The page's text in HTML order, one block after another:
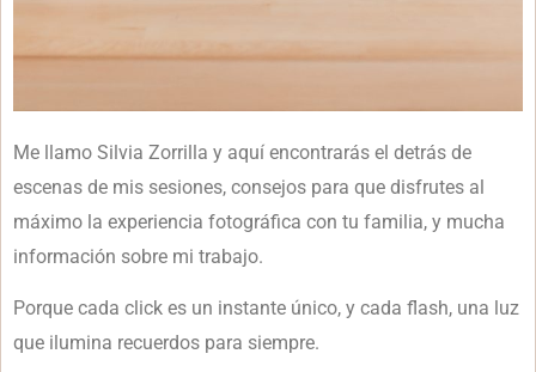
Me llamo Silvia Zorrilla y aquí encontrarás el detrás de
escenas de mis sesiones, consejos para que disfrutes al
máximo la experiencia fotográfica con tu familia, y mucha
información sobre mi trabajo.
Porque cada click es un instante único, y cada flash, una luz
que ilumina recuerdos para siempre.